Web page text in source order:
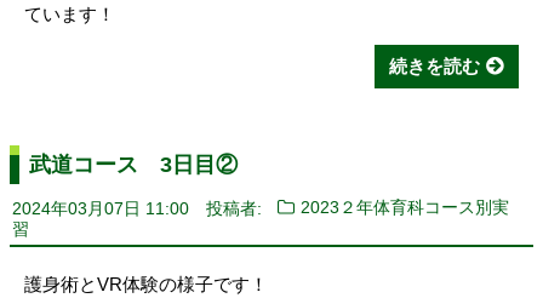
ています！
続きを読む
武道コース 3日目②
2024年03月07日 11:00 投稿者:
2023２年体育科コース別実
習
護身術とVR体験の様子です！